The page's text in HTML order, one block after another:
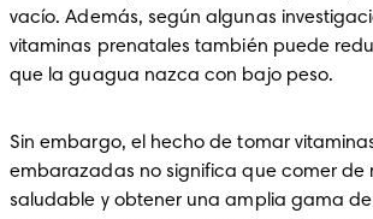
vacío. Además, según algunas
vitaminas prenatales también puede
que la guagua nazca con bajo peso.
Sin embargo, el hecho de tomar
embarazadas no significa que comer de
saludable y obtener una amplia gama